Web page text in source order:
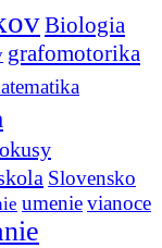
Biologia
grafomotorika
Slovensko
umenievianoce